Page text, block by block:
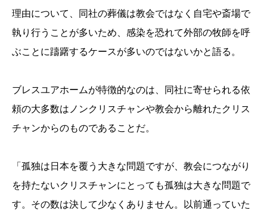
理由について、同社の葬儀は教会ではなく自宅や斎場で
執り行うことが多いため、感染を恐れて外部の牧師を呼
ぶことに躊躇するケースが多いのではないかと語る。
ブレスユアホームが特徴的なのは、同社に寄せられる依
頼の大多数はノンクリスチャンや教会から離れたクリス
チャンからのものであることだ。
「孤独は日本を覆う大きな問題ですが、教会につながり
を持たないクリスチャンにとっても孤独は大きな問題で
す。その数は決して少なくありません。以前通っていた